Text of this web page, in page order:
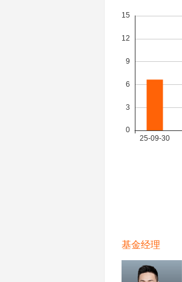
基金经理